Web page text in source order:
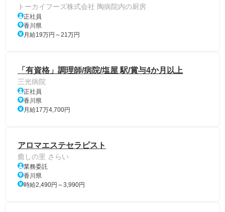
トーカイフーズ株式会社 陶病院内の厨房
正社員
香川県
月給19万円～21万円
「有資格」調理師/病院/塩屋 駅/賞与4か月以上
三光病院
正社員
香川県
月給17万4,700円
アロマエステセラピスト
癒しの里 さらい
業務委託
香川県
時給2,490円～3,990円